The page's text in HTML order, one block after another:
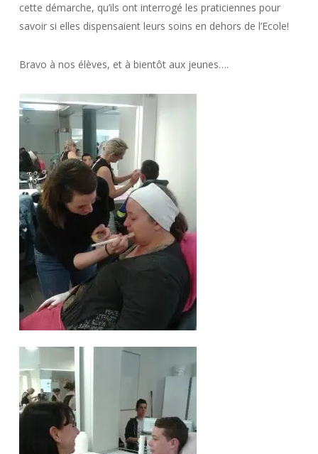
cette démarche, qu’ils ont interrogé les praticiennes pour
savoir si elles dispensaient leurs soins en dehors de l’Ecole!
Bravo à nos élèves, et à bientôt aux jeunes….